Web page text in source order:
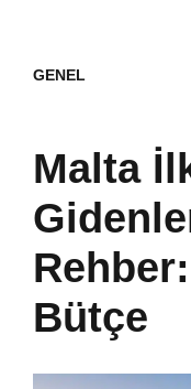
GENEL
Malta
Bütçe